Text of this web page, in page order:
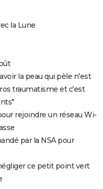
la Lune
la peau qui pèle n'est
traumatisme et c'est
rejoindre un réseau Wi-
par la NSA pour
ce petit point vert